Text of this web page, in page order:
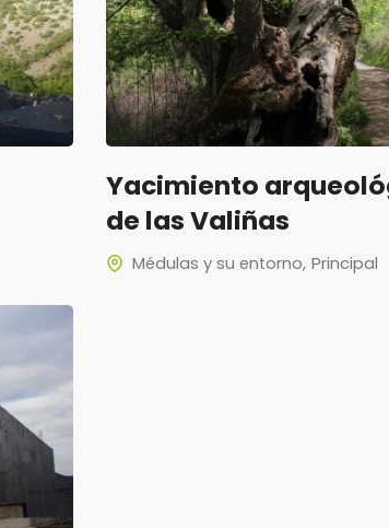
Yacimiento
de las Valiñas
Médulas y su entorno Principal